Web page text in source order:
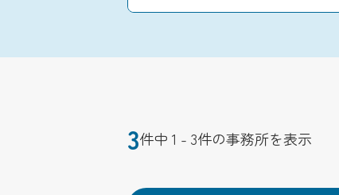
3件中 1 - 3件の事務所を表示